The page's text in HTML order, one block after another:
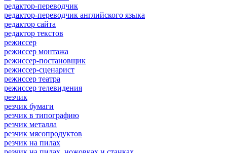
редактор-переводчик
редактор-переводчик английского языка
редактор сайта
редактор текстов
режиссер
режиссер монтажа
режиссер-постановщик
режиссер-сценарист
режиссер театра
режиссер телевидения
резчик
резчик бумаги
резчик в типографию
резчик металла
резчик мясопродуктов
резчик на пилах